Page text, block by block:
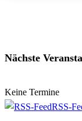
Nächste
Keine Termine
RSS-